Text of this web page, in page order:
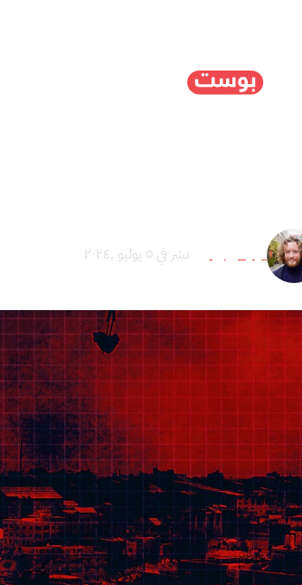
فينياس روكير نشر في ٥ يوليو ,٢٠٢٤